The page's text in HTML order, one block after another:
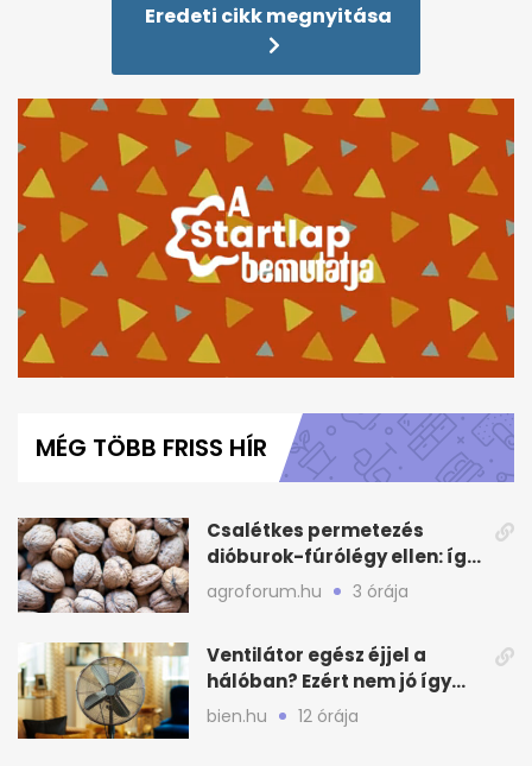
Eredeti cikk megnyitása
minutes,
MÉG TÖBB FRISS HÍR
Csalétkes permetezés
dióburok-fúrólégy ellen: így
csináld a kertben
agroforum.hu 3 órája
Ventilátor egész éjjel a
hálóban? Ezért nem jó így
aludni nyáron
bien.hu 12 órája